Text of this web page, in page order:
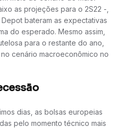
as projeções para o 2S22 -,
bateram as expectativas
do esperado. Mesmo assim,
para o restante do ano,
cenário macroeconômico no
dias, as bolsas europeias
pelo momento técnico mais